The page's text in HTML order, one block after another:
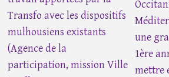
Transfo avec les dispositifs
mulhousiens existants
(Agence de la
participation, mission Ville
une
1ère
mettre